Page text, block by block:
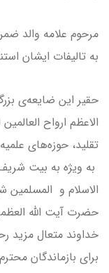
مرحوم علامه والد
به تالیفات ایشان
حقیر این ضایعه‌ی
الاعظم ارواح
تقلید، حوزه‌های
به ویژه به بیت
الاسلام و
حضرت آیت الله
خداوند متعال مزید
برای بازماندگان